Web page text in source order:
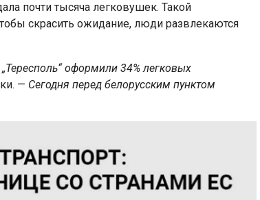
почти тысяча легковушек. Такой
скрасить ожидание, люди развлекаются
оформили 34% легковых
— Сегодня перед белорусским пунктом